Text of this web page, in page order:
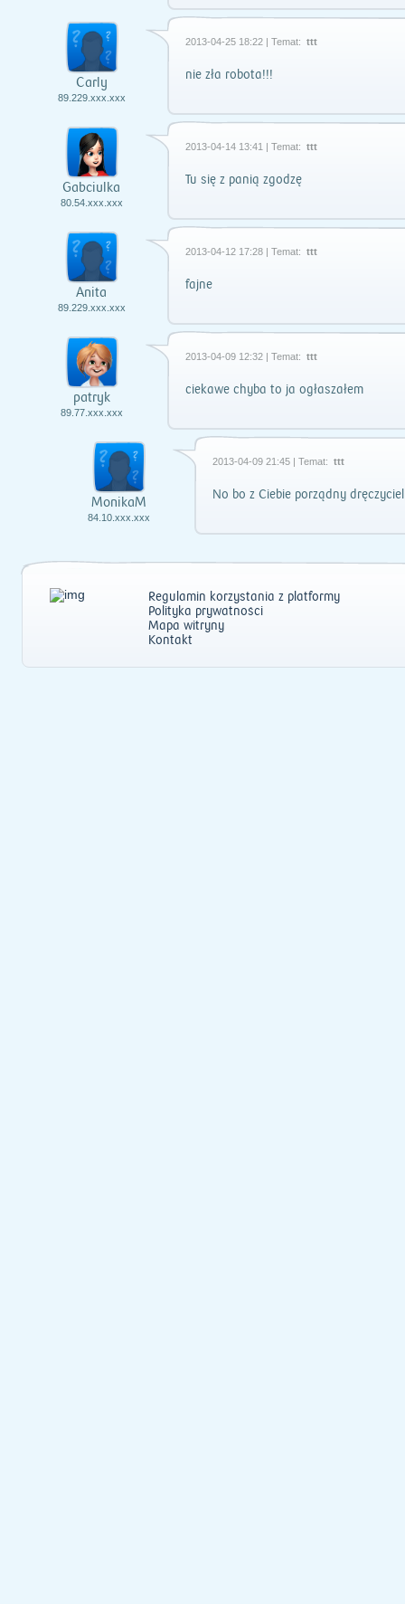
Carly
89.229.xxx.xxx
2013-04-25 18:22 | Temat: ttt
nie zła robota!!!
Gabciulka
80.54.xxx.xxx
2013-04-14 13:41 | Temat: ttt
Tu się z panią zgodzę
Anita
89.229.xxx.xxx
2013-04-12 17:28 | Temat: ttt
fajne
patryk
89.77.xxx.xxx
2013-04-09 12:32 | Temat: ttt
ciekawe chyba to ja ogłaszałem
MonikaM
84.10.xxx.xxx
2013-04-09 21:45 | Temat: ttt
No bo z Ciebie porządny
Regulamin korzystania z platformy
Polityka prywatności
Mapa witryny
Kontakt